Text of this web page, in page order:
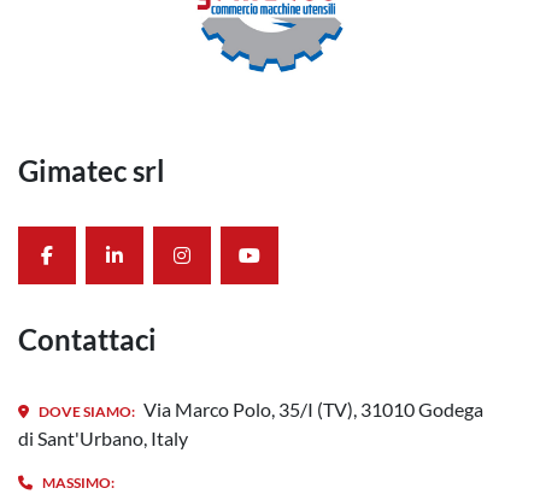
Gimatec srl
facebooklinkedininstagramyoutube
Contattaci
DOVE SIAMO: Via Marco Polo, 35/I (TV), 31010 Godega
di Sant'Urbano, Italy
MASSIMO: